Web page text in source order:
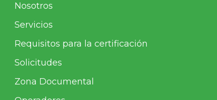
Nosotros
Servicios
Requisitos para la certificación
Solicitudes
Zona Documental